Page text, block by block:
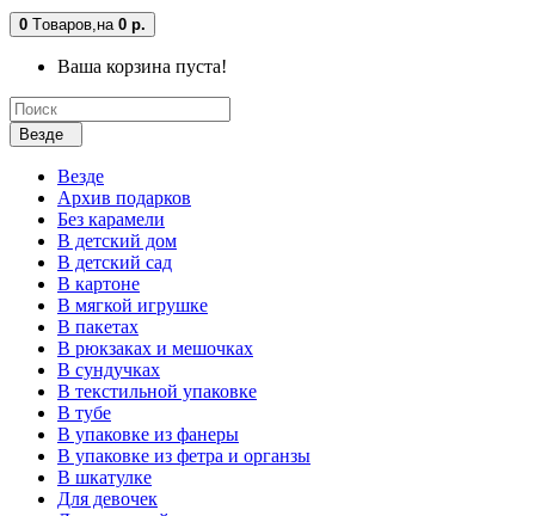
0 Tоваров, на 0 р.
Ваша корзина пуста!
Везде
Везде
Архив подарков
Без карамели
В детский дом
В детский сад
В картоне
В мягкой игрушке
В пакетах
В рюкзаках и мешочках
В сундучках
В текстильной упаковке
В тубе
В упаковке из фанеры
В упаковке из фетра и органзы
В шкатулке
Для девочек